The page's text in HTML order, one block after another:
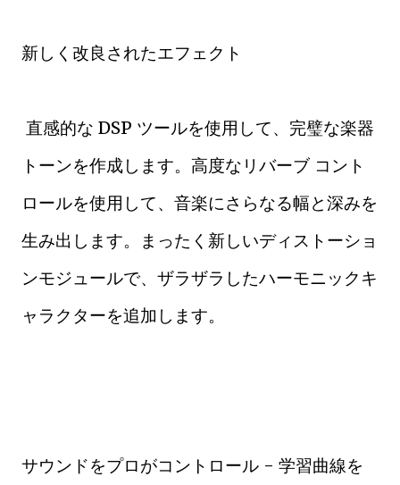
新しく改良されたエフェクト
直感的な DSP ツールを使用して、完璧な楽器
トーンを作成します。高度なリバーブ コント
ロールを使用して、音楽にさらなる幅と深みを
生み出します。まったく新しいディストーショ
ンモジュールで、ザラザラしたハーモニックキ
ャラクターを追加します。
サウンドをプロがコントロール - 学習曲線を